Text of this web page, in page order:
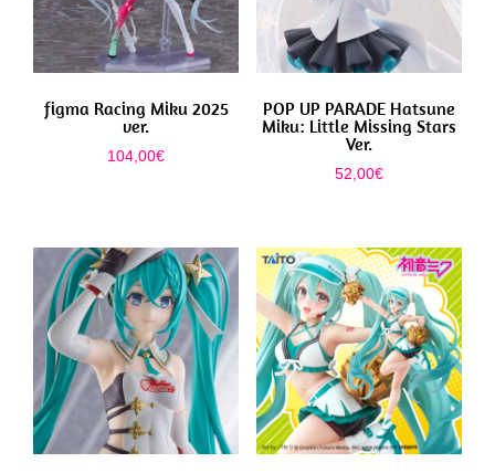
figma Racing Miku 2025
ver.
104,00€
POP UP PARADE Hatsune
Miku: Little Missing Stars
Ver.
52,00€